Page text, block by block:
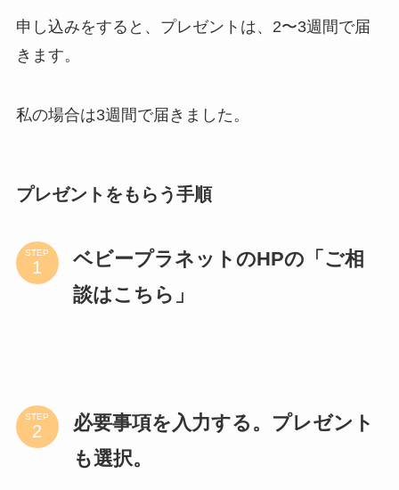
申し込みをすると、プレゼントは、2〜3週間で届
きます。
私の場合は3週間で届きました。
プレゼントをもらう手順
STEP
ベビープラネットのHPの「ご相
談はこちら」
STEP
必要事項を入力する。プレゼント
も選択。